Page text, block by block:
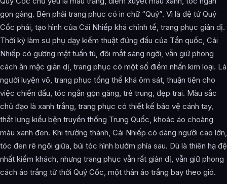
gọn gàng. Bên phải trang phục có in chữ “Quỷ”. Vì là đệ tử Quỷ
Cốc phái, tạo hình của Cái Nhiếp khá chỉnh tề, trang phục giản dị.
Thời kỳ làm sư phụ dạy kiếm thuật đứng đầu của Tần quốc, Cái
Nhiếp có gương mặt tuấn tú, đôi mắt sáng ngời, vẫn giữ phong
cách ăn mặc giản dị, trang phục có một số điểm nhấn kim loại. Là
người luyện võ, trang phục tổng thể khá ôm sát, thuận tiện cho
việc chiến đấu, tóc ngắn gọn gàng, trẻ trung, đẹp trai. Màu sắc
chủ đạo là xanh trắng, trang phục có thiết kế bảo vệ cánh tay,
thắt lưng kiểu bện truyền thống Trung Quốc, khoác áo choàng
màu xanh đen. Khi trưởng thành, Cái Nhiếp có dáng người cao lớn,
tóc đen rẽ ngôi giữa, búi tóc hình bướm phía sau. Dù là thiên hạ đệ
nhất kiếm khách, nhưng trang phục vẫn rất giản dị, vẫn giữ phong
cách áo trắng từ thời Quỷ Cốc, một thân áo trắng bay theo gió.